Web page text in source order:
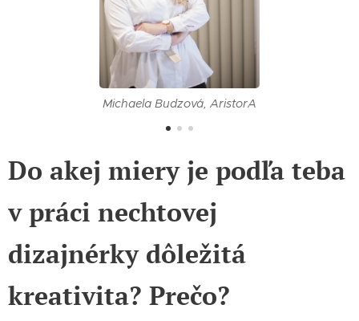
Michaela Budzová, AristorA
Do akej miery je podľa teba
v práci nechtovej
dizajnérky dôležitá
kreativita? Prečo?